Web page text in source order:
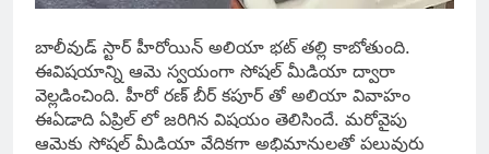
బాలీవుడ్ స్టార్ హీరోయిన్ అలియా భట్ తల్లి కాబోతుంది.
ఈవిషయాన్ని ఆమె స్వయంగా సోషల్ మీడియా ద్వారా
వెల్లడించింది. హీరో రణ్ బీర్ కపూర్ తో అలియా వివాహం
ఈఏడాది ఏప్రిల్ లో జరిగిన విషయం తెలిసిందే. మరోవైపు
ఆమెకు సోషల్ మీడియా వేదికగా అభిమానులతో పలువురు